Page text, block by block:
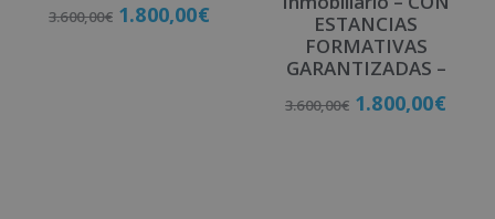
3.600,00€ 1.800,00€
ESTANCIAS
FORMATIVAS
GARANTIZADAS –
3.600,00€ 1.800,00€